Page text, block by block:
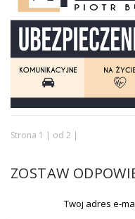
Strona 1 | od 2 |
ZOSTAW
Twoj adres e-